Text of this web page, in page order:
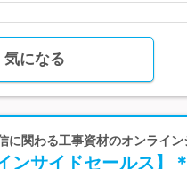
気になる
に関わる工事資材のオンライン
ンサイドセールス】